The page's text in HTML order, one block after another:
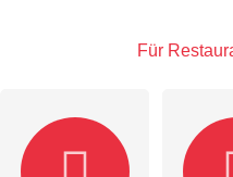
Für